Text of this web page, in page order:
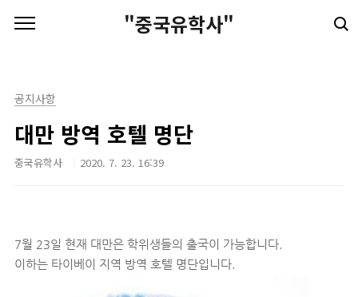
"중국유학사"
공지사항
대만 방역 호텔 명단
중국유학사 2020. 7. 23. 16:39
7월 23일 현재 대만은 학위생들의 출국이 가능합니다.
이하는 타이베이 지역 방역 호텔 명단입니다.